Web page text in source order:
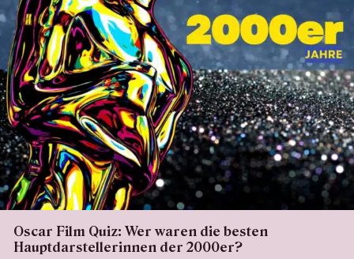
Oscar Film Quiz: Wer waren die besten
Hauptdarstellerinnen der 2000er?